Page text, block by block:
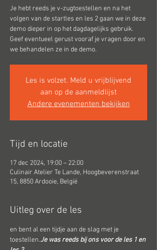
Je hebt reeds je v-zugtoestellen en na het
volgen van de startles en les 2 gaan we in deze
demo dieper in op het dagdagelijks gebruik.
Geef eventueel gerust vooraf je vragen door en
we behandelen ze in de demo.
Les is volzet. Meld u vrijblijvend
aan op de aanmeldlijst
Andere evenementen bekijken
Tijd en locatie
17 dec 2024, 19:00 – 22:00
Culinair Atelier Te Lande, Hoogbeverenstraat
15, 8850 Ardooie, België
Uitleg over de les
en bent al een tijdje aan de slag met je
toestellen.Je was reeds bij ons voor de les 1 en